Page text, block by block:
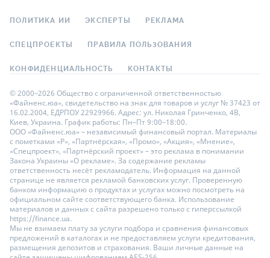
ПОЛИТИКА ИИ ЭКСПЕРТЫ РЕКЛАМА
СПЕЦПРОЕКТЫ ПРАВИЛА ПОЛЬЗОВАНИЯ
КОНФИДЕНЦИАЛЬНОСТЬ КОНТАКТЫ
© 2000–2026 Общество с ограниченной ответственностью
«Файненс.юа», свидетельство на знак для товаров и услуг № 37423 от
16.02.2004, ЕДРПОУ 22929966. Адрес: ул. Николая Гринченко, 4В,
Киев, Украина. График работы: Пн–Пт 9:00–18:00.
ООО «Файненс.юа» – независимый финансовый портал. Материалы
с пометками «Р», «Партнёрская», «Промо», «Акция», «Мнение»,
«Спецпроект», «Партнёрский проект» – это реклама в понимании
Закона Украины «О рекламе». За содержание рекламы
ответственность несёт рекламодатель. Информация на данной
странице не является рекламой банковских услуг. Проверенную
банком информацию о продуктах и услугах можно посмотреть на
официальном сайте соответствующего банка. Использование
материалов и данных с сайта разрешено только с гиперссылкой
https://finance.ua.
Мы не взимаем плату за услуги подбора и сравнения финансовых
предложений в каталогах и не предоставляем услуги кредитования,
размещения депозитов и страхования. Ваши личные данные на